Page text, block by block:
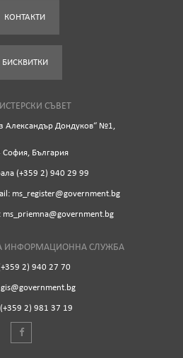
КОНТАКТИ
БИСКВИТКИ
СЪВЕТ
Александър Дондуков“ №1,
София, България
(+359 2) 940 29 99
ms_register@government.bg
ИНФОРМАЦИОННА СЛУЖБА
2) 940 27 70
gis@government.bg
2) 981 37 19